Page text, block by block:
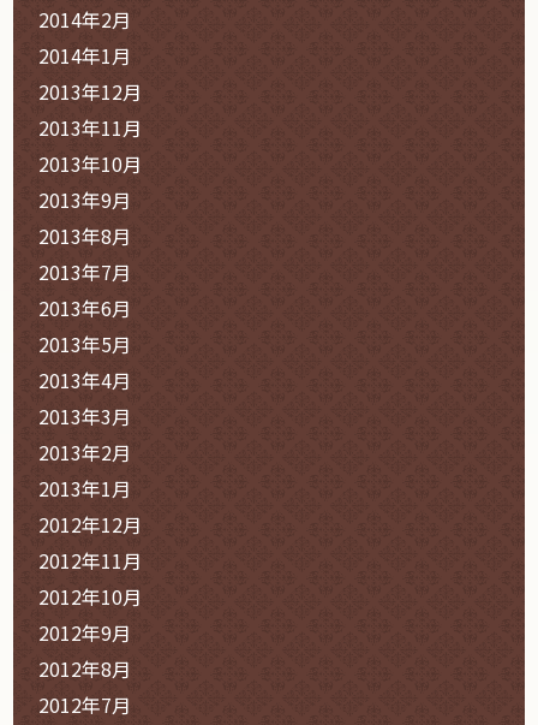
2014年2月
2014年1月
2013年12月
2013年11月
2013年10月
2013年9月
2013年8月
2013年7月
2013年6月
2013年5月
2013年4月
2013年3月
2013年2月
2013年1月
2012年12月
2012年11月
2012年10月
2012年9月
2012年8月
2012年7月